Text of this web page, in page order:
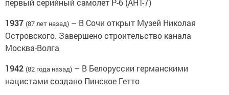
первый серийный самолет Р-6 (АНТ-7)
1937 (87 лет назад) – В Сочи открыт Музей Николая
Островского. Завершено строительство канала
Москва-Волга
1942 (82 года назад) – В Белоруссии германскими
нацистами создано Пинское Гетто